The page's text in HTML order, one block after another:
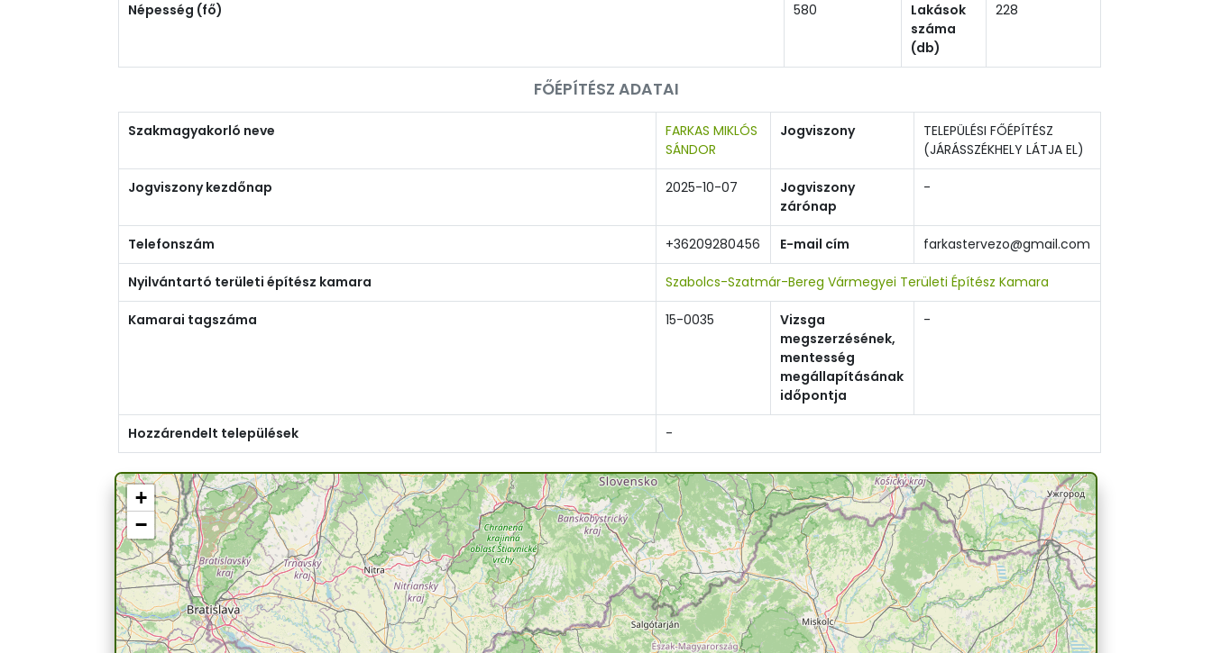
Népesség (fő) 580
Lakások
száma
(db)
228
FŐÉPÍTÉSZ ADATAI
Szakmagyakorló neve
FARKAS MIKLÓS
SÁNDOR
Jogviszony
TELEPÜLÉSI FŐÉPÍTÉSZ
(JÁRÁSSZÉKHELY LÁTJA EL)
Jogviszony kezdőnap 2025-10-07
Jogviszony
zárónap
-
Telefonszám +36209280456 E-mail cím farkastervezo@gmail.com
Nyilvántartó területi építész kamara Szabolcs-Szatmár-Bereg Vármegyei Területi Építész Kamara
Kamarai tagszáma 15-0035
Vizsga
megszerzésének,
mentesség
megállapításának
időpontja
-
Hozzárendelt települések -
+
−